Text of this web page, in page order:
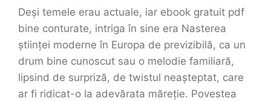
Deși temele erau actuale, iar ebook gratuit pdf
bine conturate, intriga în sine era Nasterea
științei moderne în Europa de previzibilă, ca un
drum bine cunoscut sau o melodie familiară,
lipsind de surpriză, de twistul neașteptat, care
ar fi ridicat-o la adevărata măreție. Povestea